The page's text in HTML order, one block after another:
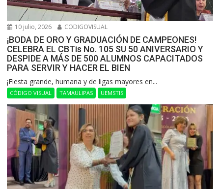
10 julio, 2026 CODIGOVISUAL
¡BODA DE ORO Y GRADUACIÓN DE CAMPEONES!
CELEBRA EL CBTis No. 105 SU 50 ANIVERSARIO Y
DESPIDE A MÁS DE 500 ALUMNOS CAPACITADOS
PARA SERVIR Y HACER EL BIEN
​¡Fiesta grande, humana y de ligas mayores en...
CÓDIGO VISUAL TAMAULIPAS UEMSTIS